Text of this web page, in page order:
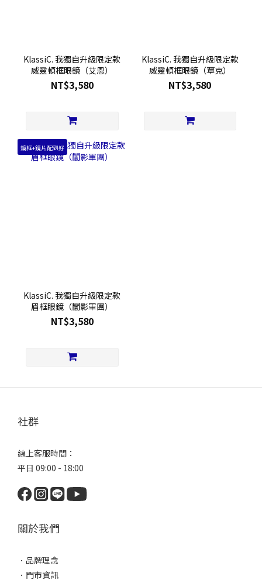
KlassiC. 我獨自升級限定款
威靈頓框眼鏡（艾恩）
NT$3,580
KlassiC. 我獨自升級限定款
威靈頓框眼鏡（覃克）
NT$3,580
鏡框+鏡片配到好
KlassiC. 我獨自升級限定款
眉框眼鏡（闇影軍團）
NT$3,580
社群
線上客服時間：
平日 09:00 - 18:00
關於我們
． 品牌理念
． 門市資訊